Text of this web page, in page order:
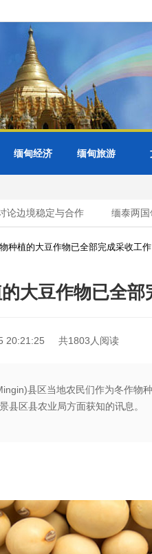
缅甸经济 缅甸旅游
边境稳定与合作 缅泰两国
种植的大豆作物已全部完成采收工作
大豆作物已全部
20:21:25 共1803人阅读
县区当地农民们作为冬作物
县区县农业局方面获知的讯息。